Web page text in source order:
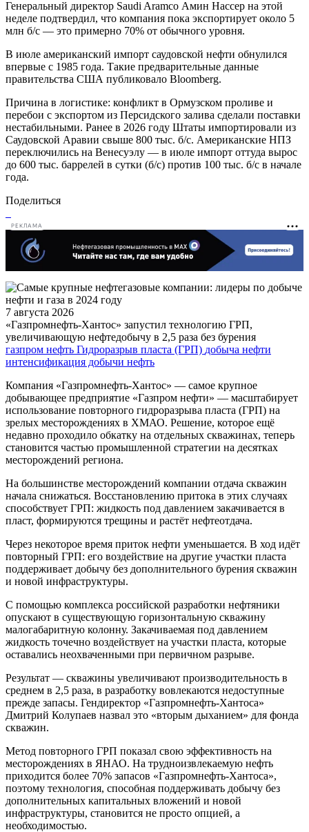
Генеральный директор Saudi Aramco Амин Нассер на этой
неделе подтвердил, что компания пока экспортирует около 5
млн б/с — это примерно 70% от обычного уровня.
В июле американский импорт саудовской нефти обнулился
впервые с 1985 года. Такие предварительные данные
правительства США публиковало Bloomberg.
Причина в логистике: конфликт в Ормузском проливе и
перебои с экспортом из Персидского залива сделали поставки
нестабильными. Ранее в 2026 году Штаты импортировали из
Саудовской Аравии свыше 800 тыс. б/с. Американские НПЗ
переключились на Венесуэлу — в июле импорт оттуда вырос
до 600 тыс. баррелей в сутки (б/с) против 100 тыс. б/с в начале
года.
Поделиться
РЕКЛАМА
7 августа 2026
«Газпромнефть-Хантос» запустил технологию ГРП,
увеличивающую нефтедобычу в 2,5 раза без бурения
газпром нефть Гидроразрыв пласта (ГРП) добыча нефти
интенсификация добычи нефть
Компания «Газпромнефть-Хантос» — самое крупное
добывающее предприятие «Газпром нефти» — масштабирует
использование повторного гидроразрыва пласта (ГРП) на
зрелых месторождениях в ХМАО. Решение, которое ещё
недавно проходило обкатку на отдельных скважинах, теперь
становится частью промышленной стратегии на десятках
месторождений региона.
На большинстве месторождений компании отдача скважин
начала снижаться. Восстановлению притока в этих случаях
способствует ГРП: жидкость под давлением закачивается в
пласт, формируются трещины и растёт нефтеотдача.
Через некоторое время приток нефти уменьшается. В ход идёт
повторный ГРП: его воздействие на другие участки пласта
поддерживает добычу без дополнительного бурения скважин
и новой инфраструктуры.
С помощью комплекса российской разработки нефтяники
опускают в существующую горизонтальную скважину
малогабаритную колонну. Закачиваемая под давлением
жидкость точечно воздействует на участки пласта, которые
оставались неохваченными при первичном разрыве.
Результат — скважины увеличивают производительность в
среднем в 2,5 раза, в разработку вовлекаются недоступные
прежде запасы. Гендиректор «Газпромнефть-Хантоса»
Дмитрий Колупаев назвал это «вторым дыханием» для фонда
скважин.
Метод повторного ГРП показал свою эффективность на
месторождениях в ЯНАО. На трудноизвлекаемую нефть
приходится более 70% запасов «Газпромнефть-Хантоса»,
поэтому технология, способная поддерживать добычу без
дополнительных капитальных вложений и новой
инфраструктуры, становится не просто опцией, а
необходимостью.